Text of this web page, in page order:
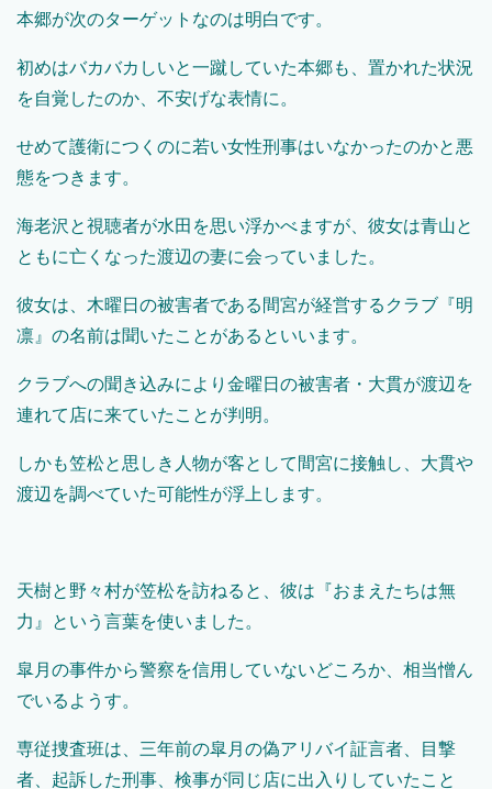
本郷が次のターゲットなのは明白です。
初めはバカバカしいと一蹴していた本郷も、置かれた状況
を自覚したのか、不安げな表情に。
せめて護衛につくのに若い女性刑事はいなかったのかと悪
態をつきます。
海老沢と視聴者が水田を思い浮かべますが、彼女は青山と
ともに亡くなった渡辺の妻に会っていました。
彼女は、木曜日の被害者である間宮が経営するクラブ『明
凛』の名前は聞いたことがあるといいます。
クラブへの聞き込みにより金曜日の被害者・大貫が渡辺を
連れて店に来ていたことが判明。
しかも笠松と思しき人物が客として間宮に接触し、大貫や
渡辺を調べていた可能性が浮上します。
天樹と野々村が笠松を訪ねると、彼は『おまえたちは無
力』という言葉を使いました。
皐月の事件から警察を信用していないどころか、相当憎ん
でいるようす。
専従捜査班は、三年前の皐月の偽アリバイ証言者、目撃
者、起訴した刑事、検事が同じ店に出入りしていたこと